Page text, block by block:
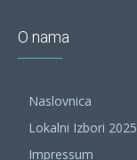
O nama
Naslovnica
Lokalni Izbori 2025
Impressum